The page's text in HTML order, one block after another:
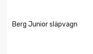
Berg Junior släpvagn